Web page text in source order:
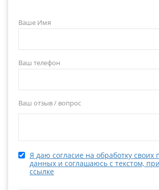
Ваше Имя
Ваш телефон
Ваш отзыв / вопрос
Я даю согласие на обработку своих
данных и соглашаюсь с текстом,
ссылке